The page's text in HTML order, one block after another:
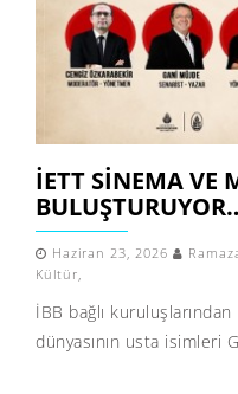
İETT SINEMA VE
Haziran 23, 2026
Kültür
İBB bağlı
dünyasının usta isimleri